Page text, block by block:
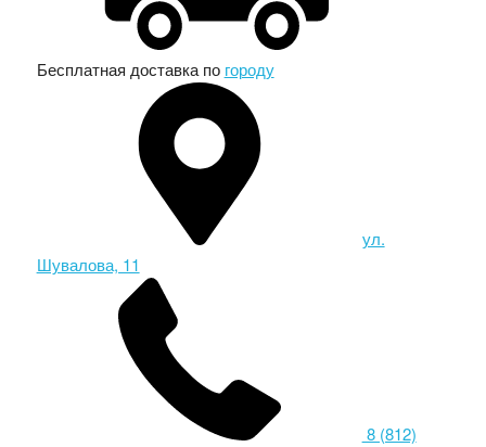
Бесплатная доставка по городу
ул.
Шувалова, 11
8 (812)